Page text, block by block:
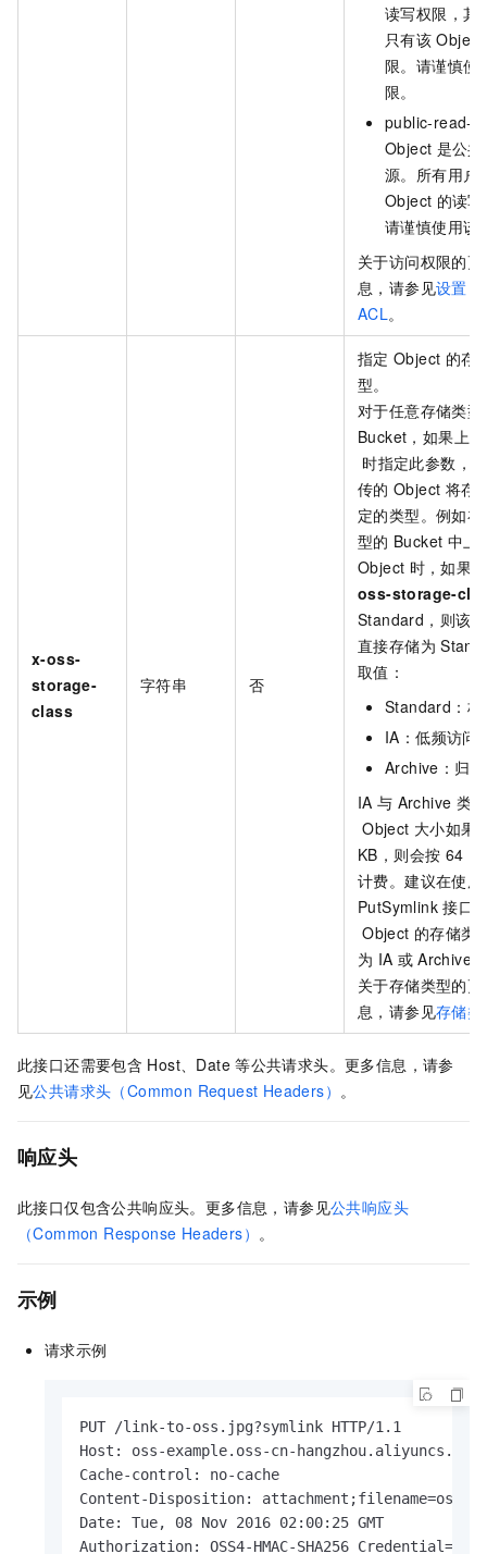
读写权限，其
只有该 Object
限。请谨慎使
限。
public-read-
Object 是公
源。所有用户
Object 的读
请谨慎使用该
关于访问权限的
息，请参见设置
ACL。
x-oss-
storage-
class
字符串 否
指定 Object 的存
型。
对于任意存储类型
Bucket，如果上传
时指定此参数，
传的 Object 将存
定的类型。例如在
型的 Bucket 中上
Object 时，如果
oss-storage-
Standard，则该
直接存储为
取值：
Standard ：
IA ：低频访问
Archive ：归
IA 与 Archive 类
Object 大小如果
KB，则会按 64
计费。建议在使用
PutSymlink 接口
Object 的存储类
为 IA 或 Archive。
关于存储类型的
息，请参见存储类
此接口还需要包含 Host、Date 等公共请求头。更多信息，请参
见公共请求头（Common Request Headers） 。
响应头
此接口仅包含公共响应头。更多信息，请参见公共响应头
（Common Response Headers） 。
示例
请求示例
PUT /link-to-oss.jpg?symlink HTTP/1.1
Host: oss-example.oss-cn-hangzhou.aliyuncs.com
Cache-control: no-cache
Content-Disposition:
Date: Tue, 08 Nov 2016 02:00:25 GMT
Authorization: OSS4-HMAC-SHA256